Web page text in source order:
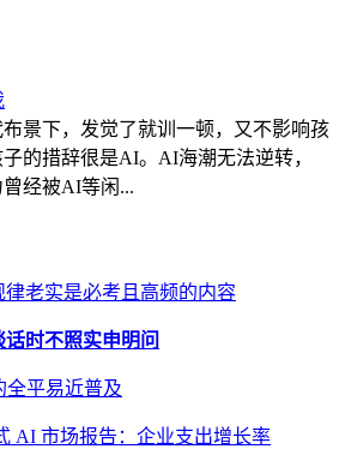
景下，发觉了就训一顿，又不影响孩
的措辞很是AI。AI海潮无法逆转，
经被AI等闲...
律老实是必考且高频的内容
话时不照实申明问
全平易近普及
AI 市场报告：企业支出增长率